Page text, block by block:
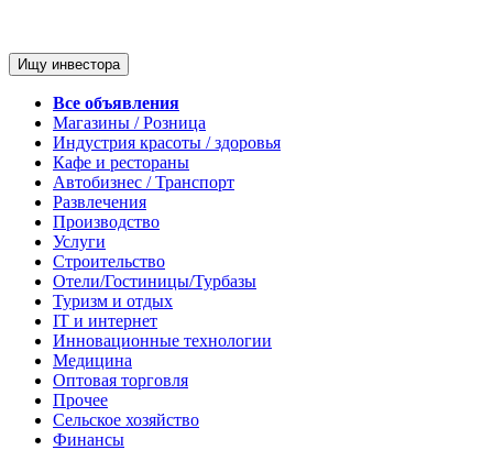
Ищу инвестора
Все объявления
Магазины / Розница
Индустрия красоты / здоровья
Кафе и рестораны
Автобизнес / Транспорт
Развлечения
Производство
Услуги
Строительство
Отели/Гостиницы/Турбазы
Туризм и отдых
IT и интернет
Инновационные технологии
Медицина
Оптовая торговля
Прочее
Сельское хозяйство
Финансы